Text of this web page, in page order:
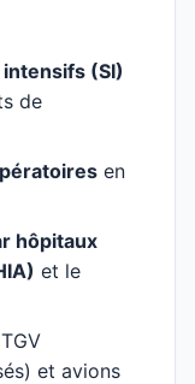
(SI)
de
en
hôpitaux
et le
et avions